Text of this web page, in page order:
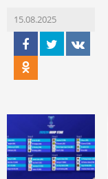
15.08.2025